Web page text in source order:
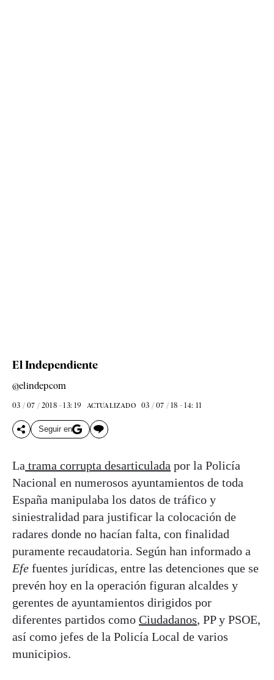
El Independiente
@elindepcom
03 / 07 / 2018 - 13: 19 ACTUALIZADO 03 / 07 / 18 - 14: 11
Seguir en
La trama corrupta desarticulada por la Policía
Nacional en numerosos ayuntamientos de toda
España manipulaba los datos de tráfico y
siniestralidad para justificar la colocación de
radares donde no hacían falta, con finalidad
puramente recaudatoria. Según han informado a
Efe fuentes jurídicas, entre las detenciones que se
prevén hoy en la operación figuran alcaldes y
gerentes de ayuntamientos dirigidos por
diferentes partidos como Ciudadanos, PP y PSOE,
así como jefes de la Policía Local de varios
municipios.